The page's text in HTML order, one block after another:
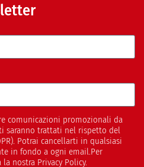
comunicazioni promozionali da
saranno trattati nel rispetto del
Potrai cancellarti in qualsiasi
in fondo a ogni email.Per
nostra Privacy Policy.